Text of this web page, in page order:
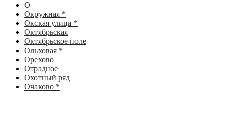
О
Окружная *
Окская улица *
Октябрьская
Октябрьское поле
Ольховая *
Орехово
Отрадное
Охотный ряд
Очаково *